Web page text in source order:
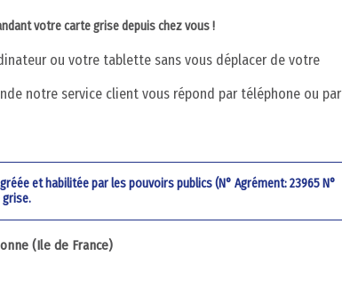
votre carte grise depuis chez vous !
ou votre tablette sans vous déplacer de votre
notre service client vous répond par téléphone ou par
et habilitée par les pouvoirs publics (N° Agrément: 23965 N°
(Ile de France)